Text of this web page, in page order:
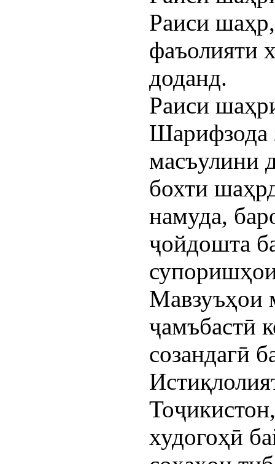
Раиси
фаъолияти
доданд.
Раиси
Шарифзода
масъулини
бохти
намуда,
ҷойдошта
Мавзуъҳои
ҷамъбастӣ
созандагӣ
худогоҳӣ